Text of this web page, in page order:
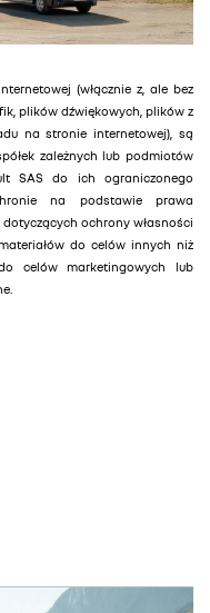
(włącznie z, ale bez
plików dźwiękowych, plików z
na stronie internetowej), są
zależnych lub podmiotów
SAS do ich ograniczonego
na podstawie prawa
ochrony własności
do celów innych niż
celów marketingowych lub